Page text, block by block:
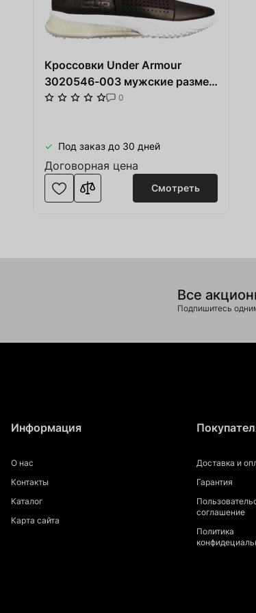
Кроссовки Under Armour
3020546-003 мужские размер
45 (US 11) весна-лето
0
Под заказ до 30 дней
Договорная цена
Смотреть
Все
Подпишитесь
Информация
О нас
Контакты
Каталог
Карта сайта
Доставка и
Гарантия
соглашение
Политика